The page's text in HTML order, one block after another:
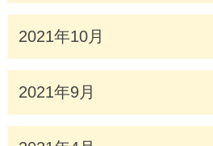
2021年10月
2021年9月